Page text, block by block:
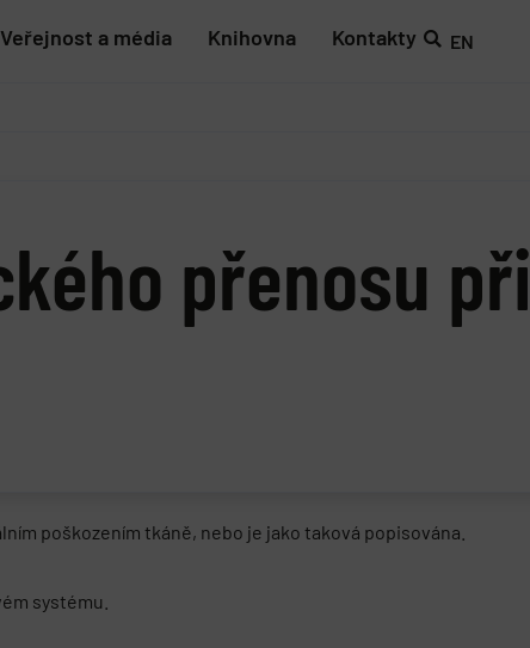
Veřejnost a média Knihovna Kontakty EN
přenosu při
poškozením tkáně, nebo je jako taková popisována.
systému.